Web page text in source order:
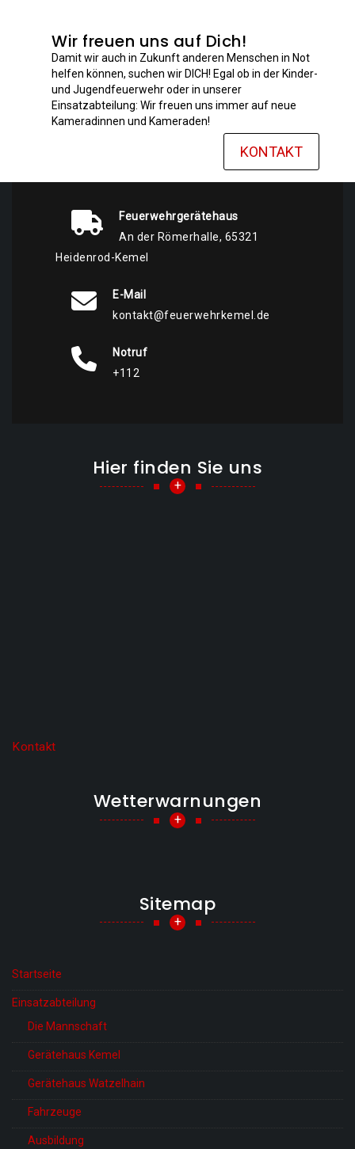
Wir freuen uns auf Dich!
Damit wir auch in Zukunft anderen Menschen in Not
helfen können, suchen wir DICH! Egal ob in der Kinder-
und Jugendfeuerwehr oder in unserer
Einsatzabteilung: Wir freuen uns immer auf neue
Kameradinnen und Kameraden!
KONTAKT
Feuerwehrgerätehaus
An der Römerhalle, 65321
Heidenrod-Kemel
E-Mail
kontakt@feuerwehrkemel.de
Notruf
+112
Hier finden Sie uns
+
Kontakt
Wetterwarnungen
+
Sitemap
+
Startseite
Einsatzabteilung
Die Mannschaft
Gerätehaus Kemel
Gerätehaus Watzelhain
Fahrzeuge
Ausbildung